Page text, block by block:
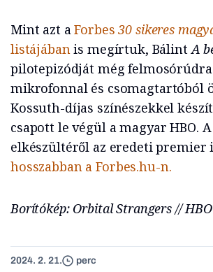
Mint azt aForbes30 sikeres
listájában is megírtuk, Bálint A
pilotepizódját még
mikrofonnal és csomagtartóból
Kossuth-díjas színészekkel
csapott le végül a magyar HBO.
elkészültéről az eredeti premier
hosszabban a Forbes.hu-n.
Borítókép: Orbital Strangers //
2024. 2. 21. perc